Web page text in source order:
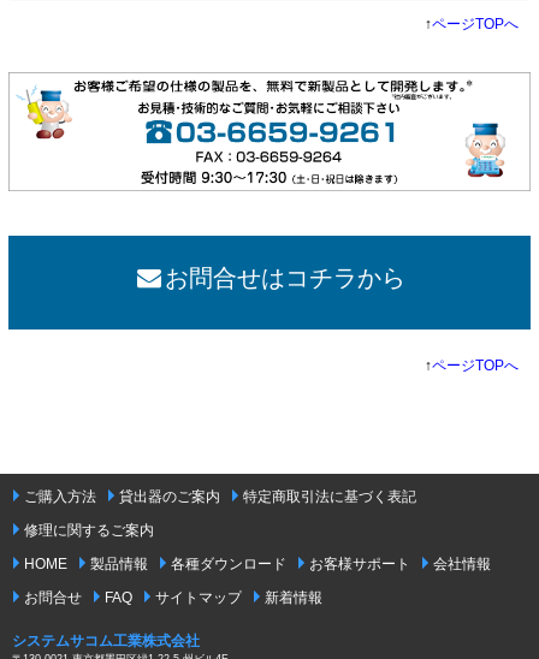
↑ページTOPへ
お問合せはコチラから
↑ページTOPへ
ご購入方法 貸出器のご案内
特定商取引法に基づく表記
修理に関するご案内
HOME
製品情報 各種ダウンロード お客様サポート
会社情報
お問合せ
FAQ サイトマップ 新着情報
システムサコム工業株式会社